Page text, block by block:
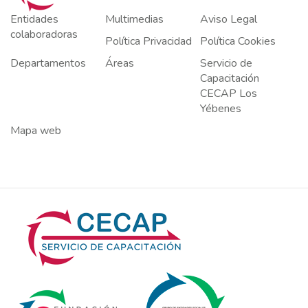
Entidades
colaboradoras
Multimedias
Aviso Legal
Política Privacidad
Política Cookies
Departamentos
Áreas
Servicio de
Capacitación
CECAP Los
Yébenes
Mapa web